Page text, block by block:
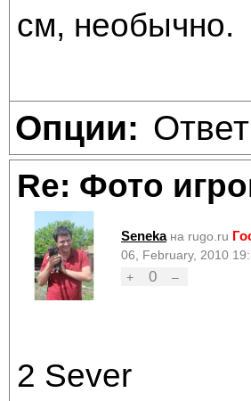
см, необычно.
Опции:
Re: Фото
Seneka на rugo.ru
06, February, 2010
+
0 –
2 Sever